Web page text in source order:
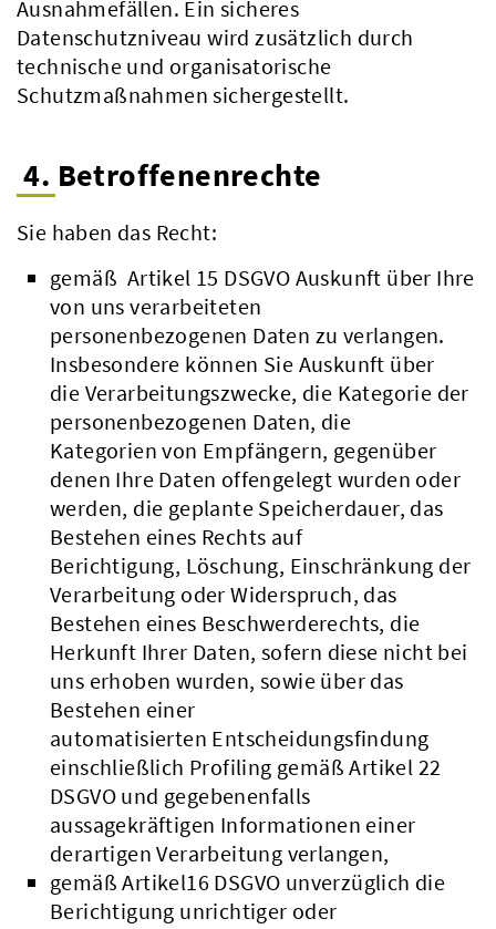
Ausnahmefällen. Ein sicheres
Datenschutzniveau wird zusätzlich durch
technische und organisatorische
Schutzmaßnahmen sichergestellt.
4. Betroffenenrechte
Sie haben das Recht:
gemäß Artikel 15 DSGVO Auskunft über Ihre
von uns verarbeiteten
personenbezogenen Daten zu verlangen.
Insbesondere können Sie Auskunft über
die Verarbeitungszwecke, die Kategorie der
personenbezogenen Daten, die
Kategorien von Empfängern, gegenüber
denen Ihre Daten offengelegt wurden oder
werden, die geplante Speicherdauer, das
Bestehen eines Rechts auf
Berichtigung, Löschung, Einschränkung der
Verarbeitung oder Widerspruch, das
Bestehen eines Beschwerderechts, die
Herkunft Ihrer Daten, sofern diese nicht bei
uns erhoben wurden, sowie über das
Bestehen einer
automatisierten Entscheidungsfindung
einschließlich Profiling gemäß Artikel 22
DSGVO und gegebenenfalls
aussagekräftigen Informationen einer
derartigen Verarbeitung verlangen,
gemäß Artikel16 DSGVO unverzüglich die
Berichtigung unrichtiger oder